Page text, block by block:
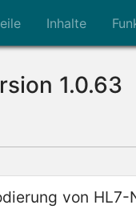
Inhalte
1.0.63
von HL7-